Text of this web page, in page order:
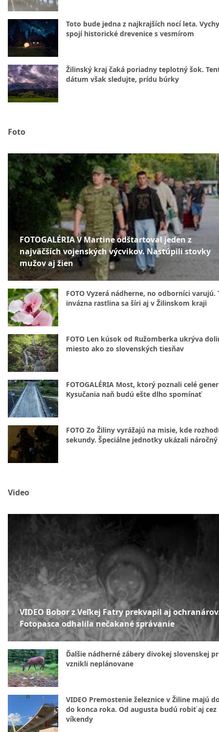
Toto bude jedna z najkrajších nocí leta.
spojí historické drevenice s vesmírom
Žilinský kraj čaká poriadny teplotný šok.
dátum však sledujte, prídu búrky
Foto
FOTOGALÉRIA V Martine odštartoval jeden z
najväčších vojenských výcvikov. Nastúpili stovky
mužov aj žien
FOTO Vyzerá nádherne, no odborníci varujú.
invázna rastlina sa šíri aj v Žilinskom kraji
FOTO Len kúsok od Ružomberka ukrýva
miesto ako zo slovenských tiesňav
FOTOGALÉRIA Most, ktorý poznali celé
Kysučania naň budú ešte dlho spomínať
FOTO Zo Žiliny vyrážajú na misie, kde
sekundy. Špeciálne jednotky ukázali
Video
VIDEO Bobor z Veľkej Fatry prekvapil aj
Fotopasca odhalila nečakané správanie
Ďalšie nádherné zábery divokej slovenskej
vznikli neplánovane
VIDEO Premostenie železnice v Žiline majú
do konca roka. Od augusta budú robiť aj cez
víkendy